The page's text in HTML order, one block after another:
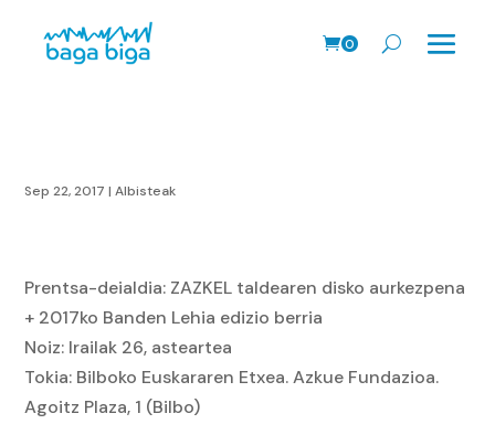
0
Sep 22, 2017 |Albisteak
Prentsa-deialdia: ZAZKEL taldearen disko aurkezpena
+ 2017ko Banden Lehia edizio berria
Noiz: Irailak 26, asteartea
Tokia: Bilboko Euskararen Etxea. Azkue Fundazioa.
Agoitz Plaza, 1 (Bilbo)